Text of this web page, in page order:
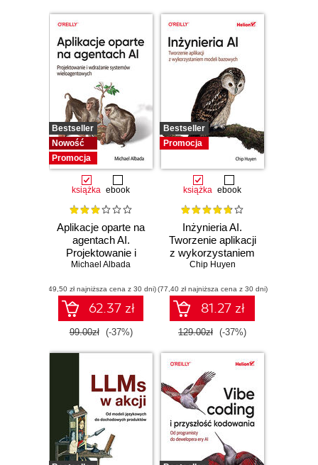
Bestseller
Nowość
Promocja
książka ebook
Aplikacje oparte na
agentach AI.
Projektowanie i
wdrażanie
wieloagentowych
Michael Albada
(49,50 zł najniższa cena z 30 dni)
62.37 zł
99.00zł (-37%)
Bestseller
Promocja
książka ebook
Inżynieria AI.
Tworzenie aplikacji
z wykorzystaniem
modeli bazowych
Chip Huyen
(77,40 zł najniższa cena z 30 dni)
81.27 zł
129.00zł (-37%)